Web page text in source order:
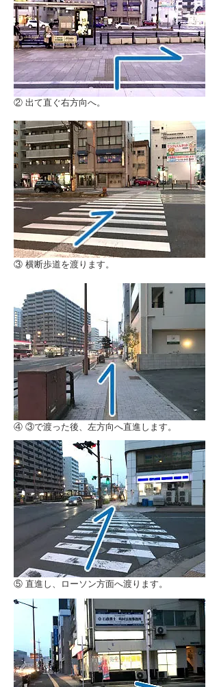
② 出て直ぐ右方向へ。
③ 横断歩道を渡ります。
④ ③で渡った後、左方向へ直進します。
⑤ 直進し、ローソン方面へ渡ります。